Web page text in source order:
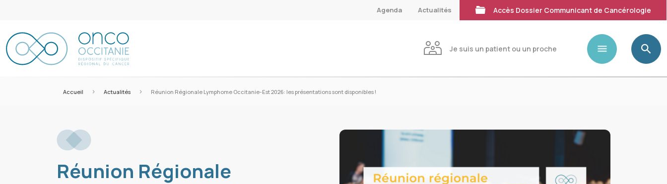
Agenda Actualités Accès Dossier Communicant de Cancérologie
Je suis un patient ou un proche
Accueil > Actualités > Réunion Régionale Lymphome Occitanie-Est 2026: les présentations sont disponibles !
Réunion Régionale